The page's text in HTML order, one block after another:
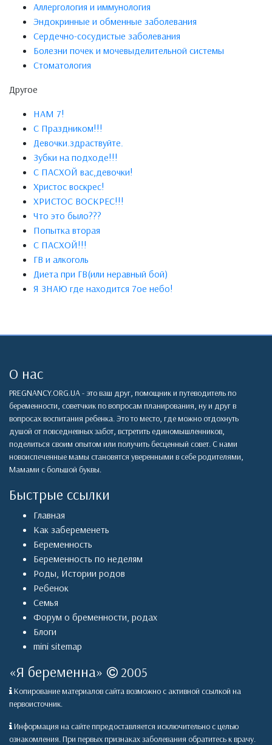
Аллергология и иммунология
Эндокринные и обменные заболевания
Сердечно-сосудистые заболевания
Болезни почек и мочевыделительной системы
Стоматология
Другое
НАМ 7!
С Праздником!!!
Девочки.здраствуйте.
Зубки на подходе!!!
С ПАСХОЙ вас,девочки!
Христос воскрес!
ХРИСТОС ВОСКРЕС!!!
Что это было???
Попытка вторая
С ПАСХОЙ!!!
ГВ и алкоголь
Диета при ГВ(или неравный бой)
Я ЗНАЮ где находится 7ое небо!
О нас
PREGNANCY.ORG.UA - это ваш друг, помощник и путеводитель по
беременности, советчкик по вопросам планирования, ну и друг в
вопросах воспитания ребенка. Это то место, где можно отдохнуть
душой от повседневных забот, встретить единомышленников,
поделиться своим опытом или получить бесценный совет. С нами
новоиспеченные мамы становятся уверенными в себе родителями,
Мамами с большой буквы.
Быстрые ссылки
Главная
Как забеременеть
Беременность
Беременность по неделям
Роды, Истории родов
Ребенок
Семья
Форум о бременности, родах
Блоги
mini sitemap
«Я беременна» 2005
Копирование материалов сайта возможно с активной ссылкой на
первоисточник.
Информация на сайте ппредоставляется исключительно с целью
ознакомления. При первых признаках заболевания обратитесь к врачу.